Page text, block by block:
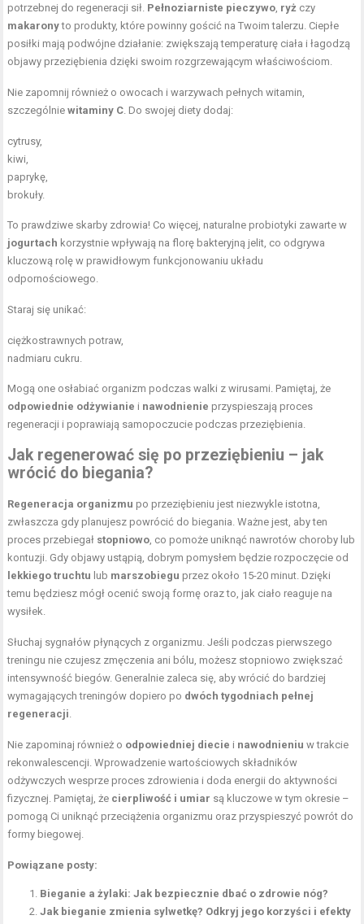
potrzebnej do regeneracji sił. Pełnoziarniste pieczywo ryż czy
makaronyto produkty, które powinny gościć na Twoim talerzu. Ciepłe
posiłki mają podwójne działanie: zwiększają temperaturę ciała i łagodzą
objawy przeziębienia dzięki swoim rozgrzewającym właściwościom.
Nie zapomnij również o owocach i warzywach pełnych witamin,
szczególniewitaminy C . Do swojej diety dodaj:
cytrusy,
kiwi,
paprykę,
brokuły.
To prawdziwe skarby zdrowia! Co więcej, naturalne probiotyki zawarte w
jogurtach korzystnie wpływają na florę bakteryjną jelit, co odgrywa
kluczową rolę w prawidłowym funkcjonowaniu układu
odpornościowego.
Staraj się unikać:
ciężkostrawnych potraw,
nadmiaru cukru.
Mogą one osłabiać organizm podczas walki z wirusami. Pamiętaj, że
odpowiednie odżywianie i nawodnienie przyspieszają proces
regeneracji i poprawiają samopoczucie podczas przeziębienia.
Jak regenerować się po przeziębieniu – jak
wrócić do biegania?
Regeneracja organizmu po przeziębieniu jest niezwykle istotna,
zwłaszcza gdy planujesz powrócić do biegania. Ważne jest, aby ten
proces przebiegał stopniowo , co pomoże uniknąć nawrotów choroby lub
kontuzji. Gdy objawy ustąpią, dobrym pomysłem będzie rozpoczęcie od
lekkiego truchtu lub marszobiegu przez około 15-20 minut. Dzięki
temu będziesz mógł ocenić swoją formę oraz to, jak ciało reaguje na
wysiłek.
Słuchaj sygnałów płynących z organizmu. Jeśli podczas pierwszego
treningu nie czujesz zmęczenia ani bólu, możesz stopniowo zwiększać
intensywność biegów. Generalnie zaleca się, aby wrócić do bardziej
wymagających treningów dopiero po dwóch tygodniach pełnej
regeneracji
Nie zapominaj również o odpowiedniej diecie i nawodnieniu w trakcie
rekonwalescencji. Wprowadzenie wartościowych składników
odżywczych wesprze proces zdrowienia i doda energii do aktywności
fizycznej. Pamiętaj, że cierpliwość i umiar są kluczowe w tym okresie –
pomogą Ci uniknąć przeciążenia organizmu oraz przyspieszyć powrót do
formy biegowej.
Powiązane posty:
Bieganie a żylaki: Jak bezpiecznie dbać o zdrowie nóg?
Jak bieganie zmienia sylwetkę? Odkryj jego korzyści i efekty